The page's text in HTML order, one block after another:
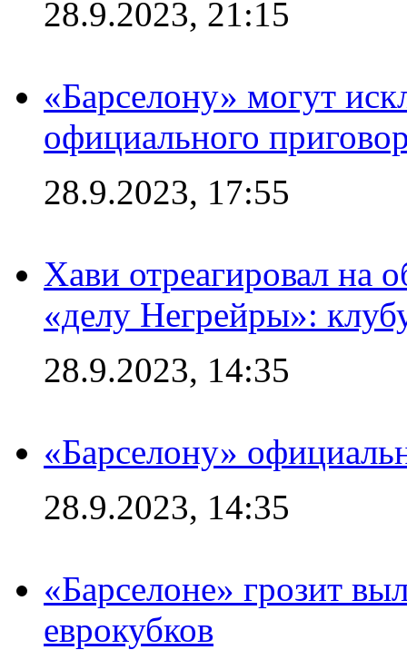
28.9.2023, 21:15
«Барселону» могут
официального
28.9.2023, 17:55
Хави отреагировал на
«делу Негрейры»:
28.9.2023, 14:35
«Барселону»
28.9.2023, 14:35
«Барселоне» грозит
еврокубков